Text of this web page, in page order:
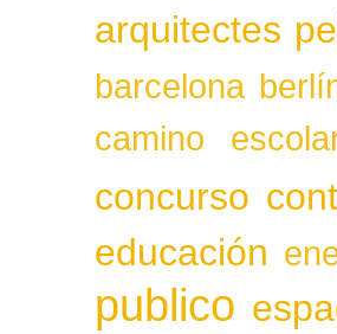
arquitectes
barcelona
camino
concurso
educación
publico